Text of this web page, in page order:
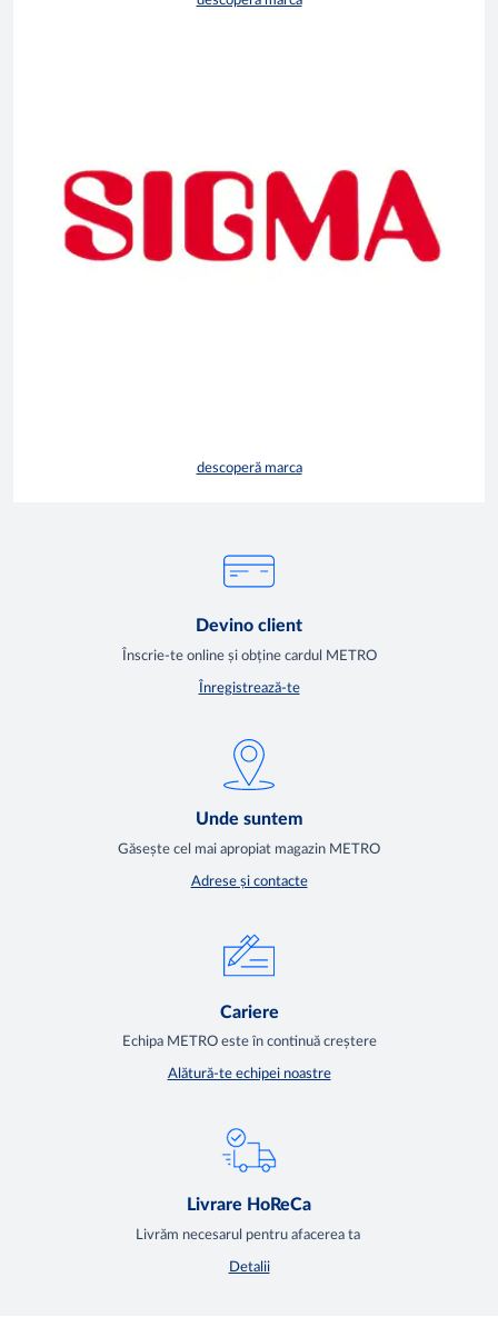
descoperă marca
Devino client
Înscrie-te online și obține cardul METRO
Înregistrează-te
Unde suntem
Găsește cel mai apropiat magazin METRO
Adrese și contacte
Cariere
Echipa METRO este în continuă creștere
Alătură-te echipei noastre
Livrare HoReCa
Livrăm necesarul pentru afacerea ta
Detalii